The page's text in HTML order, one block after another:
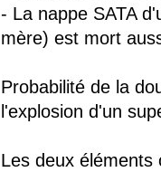
- La nappe SATA
mère) est mort
Probabilité de la
l'explosion d'un
Les deux éléments